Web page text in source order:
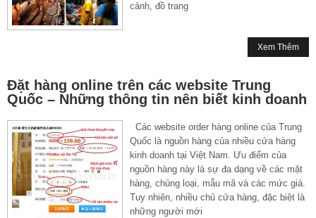
cảnh, đồ trang
Xem Thêm
Đặt hàng online trên các website Trung
Quốc – Những thông tin nên biết kinh doanh
Các website order hàng online của Trung
Quốc là nguồn hàng của nhiều cửa hàng
kinh doanh tại Việt Nam. Ưu điểm của
nguồn hàng này là sự đa dạng về các mặt
hàng, chủng loại, mẫu mã và các mức giá.
Tuy nhiên, nhiều chủ cửa hàng, đặc biệt là
những người mới